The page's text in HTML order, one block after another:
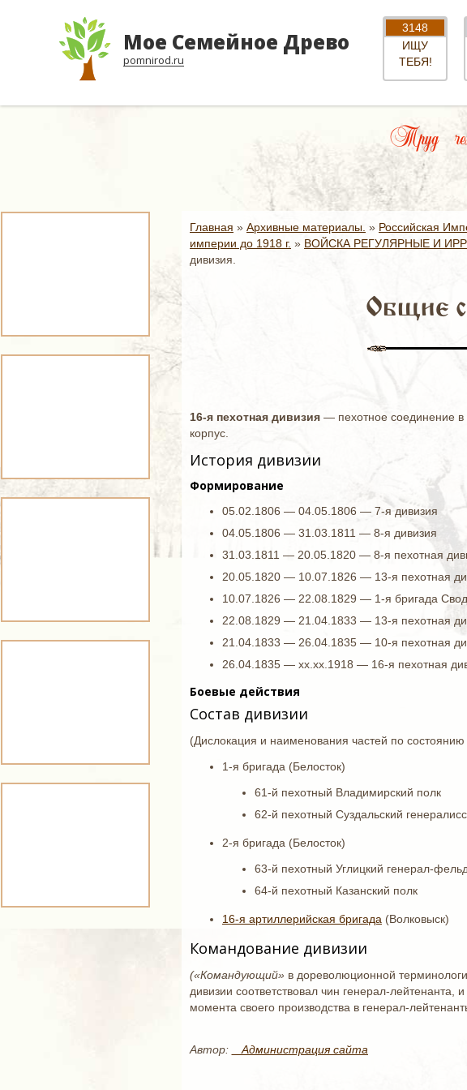
Мое Семейное Древо
pomnirod.ru
3148
ИЩУ
ТЕБЯ!
Труд
Главная » Архивные материалы. » Российская
империи до 1918 г. » ВОЙСКА РЕГУЛЯРНЫЕ И
дивизия.
Общие
16-я пехотная дивизия — пехотное соединение в
корпус.
История дивизии
Формирование
05.02.1806 — 04.05.1806 — 7-я дивизия
04.05.1806 — 31.03.1811 — 8-я дивизия
31.03.1811 — 20.05.1820 — 8-я пехотная
20.05.1820 — 10.07.1826 — 13-я пехотная
10.07.1826 — 22.08.1829 — 1-я бригада
22.08.1829 — 21.04.1833 — 13-я пехотная
21.04.1833 — 26.04.1835 — 10-я пехотная
26.04.1835 — хх.хх.1918 — 16-я пехотная
Боевые действия
Состав дивизии
(Дислокация и наименования частей по состоянию
1-я бригада (Белосток)
61-й пехотный Владимирский полк
62-й пехотный Суздальский
2-я бригада (Белосток)
63-й пехотный Углицкий генерал-
64-й пехотный Казанский полк
16-я артиллерийская бригада (Волковыск)
Командование дивизии
(«Командующий» в дореволюционной
дивизии соответствовал чин генерал-
момента своего производства в генерал-
Автор: _ Администрация сайта